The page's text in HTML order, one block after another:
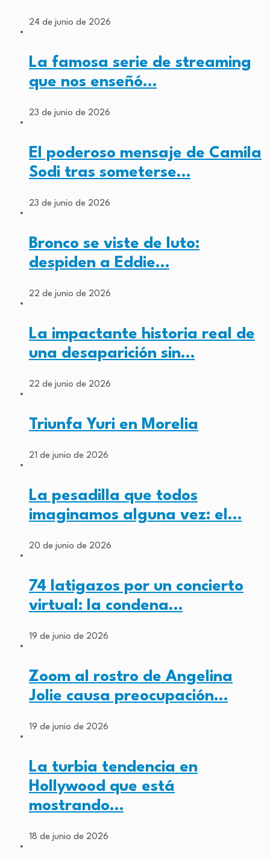
24 de junio de 2026
La famosa serie de streaming
que nos enseñó…
23 de junio de 2026
El poderoso mensaje de Camila
Sodi tras someterse…
23 de junio de 2026
Bronco se viste de luto:
despiden a Eddie…
22 de junio de 2026
La impactante historia real de
una desaparición sin…
22 de junio de 2026
Triunfa Yuri en Morelia
21 de junio de 2026
La pesadilla que todos
imaginamos alguna vez: el…
20 de junio de 2026
74 latigazos por un concierto
virtual: la condena…
19 de junio de 2026
Zoom al rostro de Angelina
Jolie causa preocupación…
19 de junio de 2026
La turbia tendencia en
Hollywood que está
mostrando…
18 de junio de 2026